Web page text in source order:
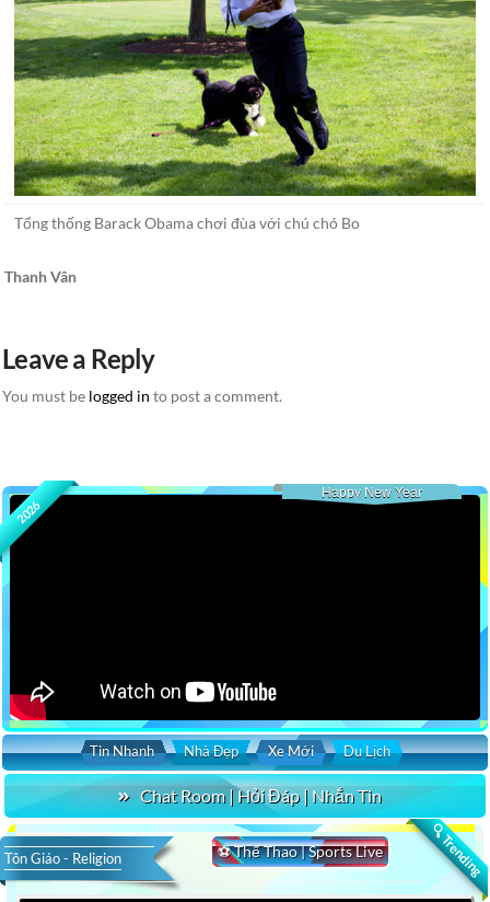
Tổng thống Barack Obama chơi đùa với chú chó Bo
Thanh Vân
Leave a Reply
You must be logged in to post a comment.
2026
Happy New Year
Tin Nhanh Nhà Đẹp Xe Mới Du Lịch
Chat Room | Hỏi Đáp | Nhắn Tin
🔍 Trending
⚽ Thể Thao | Sports Live
Tôn Giáo - Religion